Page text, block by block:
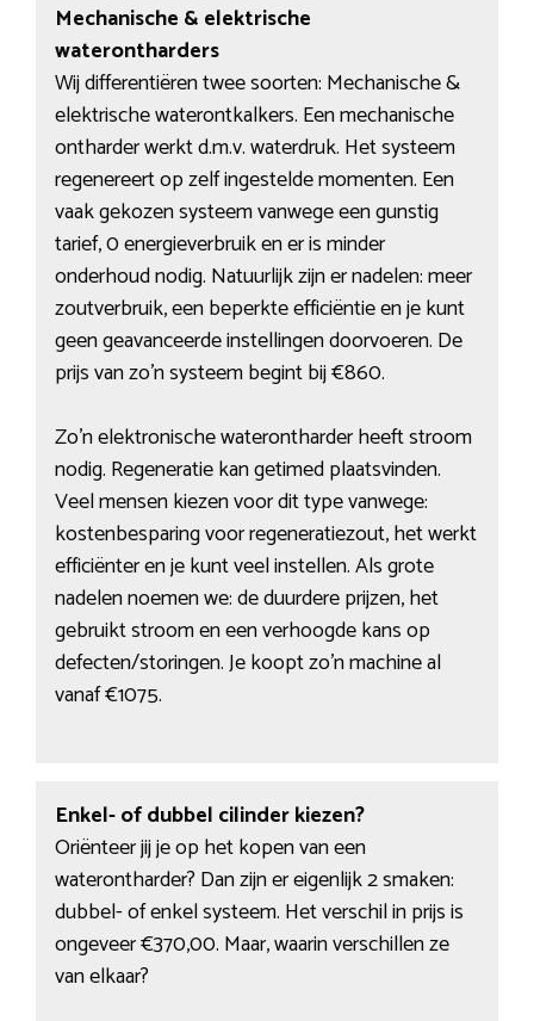
Mechanische & elektrische
waterontharders
Wij differentiëren twee soorten: Mechanische &
elektrische waterontkalkers. Een mechanische
ontharder werkt d.m.v. waterdruk. Het systeem
regenereert op zelf ingestelde momenten. Een
vaak gekozen systeem vanwege een gunstig
tarief, 0 energieverbruik en er is minder
onderhoud nodig. Natuurlijk zijn er nadelen: meer
zoutverbruik, een beperkte efficiëntie en je kunt
geen geavanceerde instellingen doorvoeren. De
prijs van zo’n systeem begint bij €860.
Zo’n elektronische waterontharder heeft stroom
nodig. Regeneratie kan getimed plaatsvinden.
Veel mensen kiezen voor dit type vanwege:
kostenbesparing voor regeneratiezout, het werkt
efficiënter en je kunt veel instellen. Als grote
nadelen noemen we: de duurdere prijzen, het
gebruikt stroom en een verhoogde kans op
defecten/storingen. Je koopt zo’n machine al
vanaf €1075.
Enkel- of dubbel cilinder kiezen?
Oriënteer jij je op het kopen van een
waterontharder? Dan zijn er eigenlijk 2 smaken:
dubbel- of enkel systeem. Het verschil in prijs is
ongeveer €370,00. Maar, waarin verschillen ze
van elkaar?